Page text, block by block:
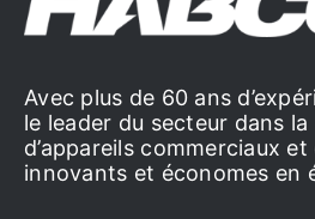
Avec plus de 60 ans
le leader du secteur dans
d’appareils commerciaux
innovants et économes en